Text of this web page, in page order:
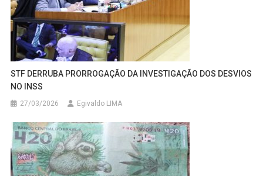
STF DERRUBA PRORROGAÇÃO DA INVESTIGAÇÃO DOS DESVIOS
NO INSS
27/03/2026 Egivaldo LIMA